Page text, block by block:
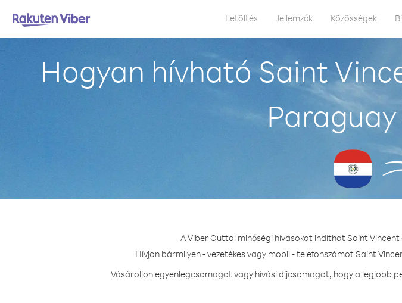
Letöltés Jellemzők Közösségek
Hogyan hívható Saint
A Viber Outtal minőségi hívásokat indíthat Saint
Hívjon bármilyen - vezetékes vagy mobil - telefonszámot Saint
Vásároljon egyenlegcsomagot vagy hívási díjcsomagot, hogy a legjobb